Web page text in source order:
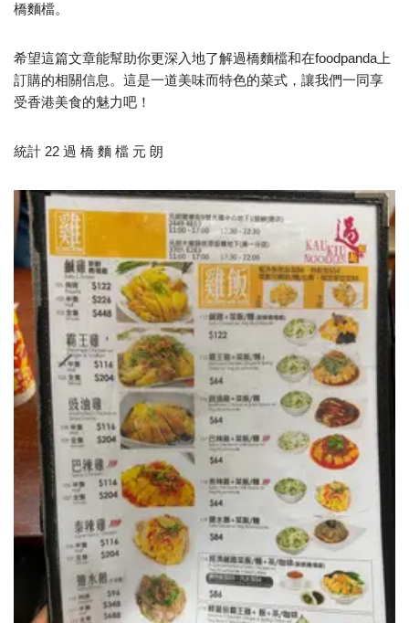
橋麵檔。
希望這篇文章能幫助你更深入地了解過橋麵檔和在foodpanda上
訂購的相關信息。這是一道美味而特色的菜式，讓我們一同享
受香港美食的魅力吧！
統計 22 過 橋 麵 檔 元 朗